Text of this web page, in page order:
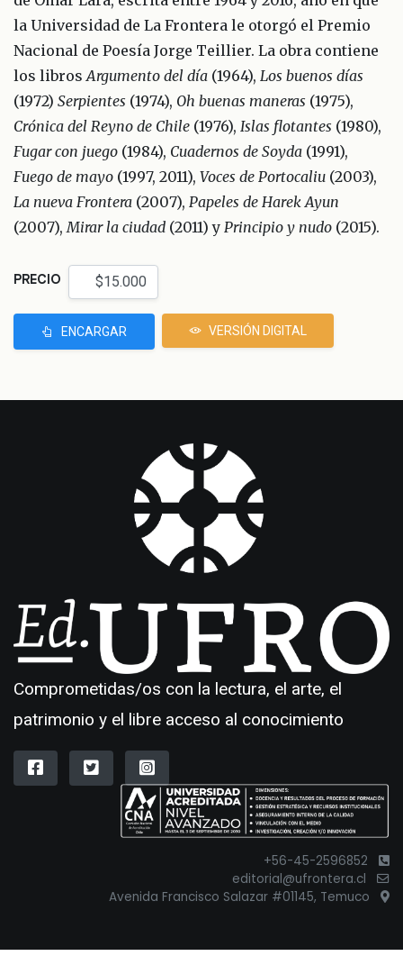
la Universidad de La Frontera le otorgó el Premio
Nacional de Poesía Jorge Teillier. La obra contiene
los librosArgumento del día (1964), Los buenos días
(1972) Serpientes (1974), Oh buenas maneras (1975),
Crónica del Reyno de Chile (1976), Islas flotantes (1980),
Fugar con juego (1984), Cuadernos de Soyda (1991),
Fuego de mayo (1997, 2011), Voces de Portocaliu (2003),
La nueva Frontera (2007), Papeles de Harek Ayun
(2007),Mirar la ciudad (2011) y Principio y nudo (2015).
PRECIO
ENCARGAR VERSIÓN DIGITAL
Comprometidas/os con la lectura, el arte, el
patrimonio y el libre acceso al conocimiento
+56-45-2596852
editorial@ufrontera.cl
Avenida Francisco Salazar #01145, Temuco